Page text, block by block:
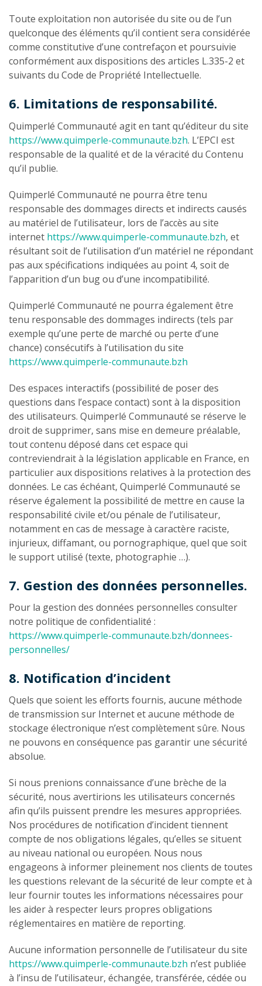
Toute exploitation non autorisée du site ou de l’un
quelconque des éléments qu’il contient sera considérée
comme constitutive d’une contrefaçon et poursuivie
conformément aux dispositions des articles L.335-2 et
suivants du Code de Propriété Intellectuelle.
6. Limitations de responsabilité.
Quimperlé Communauté agit en tant qu’éditeur du site
https://www.quimperle-communaute.bzh. L’EPCI est
responsable de la qualité et de la véracité du Contenu
qu’il publie.
Quimperlé Communauté ne pourra être tenu
responsable des dommages directs et indirects causés
au matériel de l’utilisateur, lors de l’accès au site
internet https://www.quimperle-communaute.bzh, et
résultant soit de l’utilisation d’un matériel ne répondant
pas aux spécifications indiquées au point 4, soit de
l’apparition d’un bug ou d’une incompatibilité.
Quimperlé Communauté ne pourra également être
tenu responsable des dommages indirects (tels par
exemple qu’une perte de marché ou perte d’une
chance) consécutifs à l’utilisation du site
https://www.quimperle-communaute.bzh
Des espaces interactifs (possibilité de poser des
questions dans l’espace contact) sont à la disposition
des utilisateurs. Quimperlé Communauté se réserve le
droit de supprimer, sans mise en demeure préalable,
tout contenu déposé dans cet espace qui
contreviendrait à la législation applicable en France, en
particulier aux dispositions relatives à la protection des
données. Le cas échéant, Quimperlé Communauté se
réserve également la possibilité de mettre en cause la
responsabilité civile et/ou pénale de l’utilisateur,
notamment en cas de message à caractère raciste,
injurieux, diffamant, ou pornographique, quel que soit
le support utilisé (texte, photographie …).
7. Gestion des données personnelles.
Pour la gestion des données personnelles consulter
notre politique de confidentialité :
https://www.quimperle-communaute.bzh/donnees-
personnelles/
8. Notification d’incident
Quels que soient les efforts fournis, aucune méthode
de transmission sur Internet et aucune méthode de
stockage électronique n’est complètement sûre. Nous
ne pouvons en conséquence pas garantir une sécurité
absolue.
Si nous prenions connaissance d’une brèche de la
sécurité, nous avertirions les utilisateurs concernés
afin qu’ils puissent prendre les mesures appropriées.
Nos procédures de notification d’incident tiennent
compte de nos obligations légales, qu’elles se situent
au niveau national ou européen. Nous nous
engageons à informer pleinement nos clients de toutes
les questions relevant de la sécurité de leur compte et à
leur fournir toutes les informations nécessaires pour
les aider à respecter leurs propres obligations
réglementaires en matière de reporting.
Aucune information personnelle de l’utilisateur du site
https://www.quimperle-communaute.bzh n’est publiée
à l’insu de l’utilisateur, échangée, transférée, cédée ou